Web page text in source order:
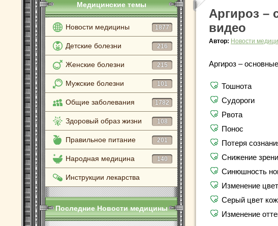
Медицинские темы
Новости медицины 1877
Детские болезни 216
Женские болезни 215
Мужские болезни 101
Общие заболевания 1782
Здоровый образ жизни 108
Правильное питание 201
Народная медицина 140
Инструкции лекарства
Последние Новости медицины
Аргироз –
видео
Автор: Новости
Аргироз –
Тошнота
Судороги
Рвота
Понос
Потеря
Снижение
Синюшность
Изменение
Серый цвет
Изменение